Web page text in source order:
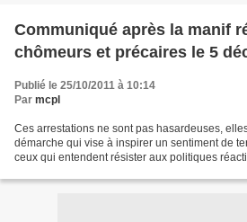
Communiqué après la manif
chômeurs et précaires le 5
Publié le 25/10/2011 à 10:14
Par mcpl
Ces arrestations ne sont pas hasardeuses,
démarche qui vise à inspirer un sentiment de
ceux qui entendent résister aux politiques